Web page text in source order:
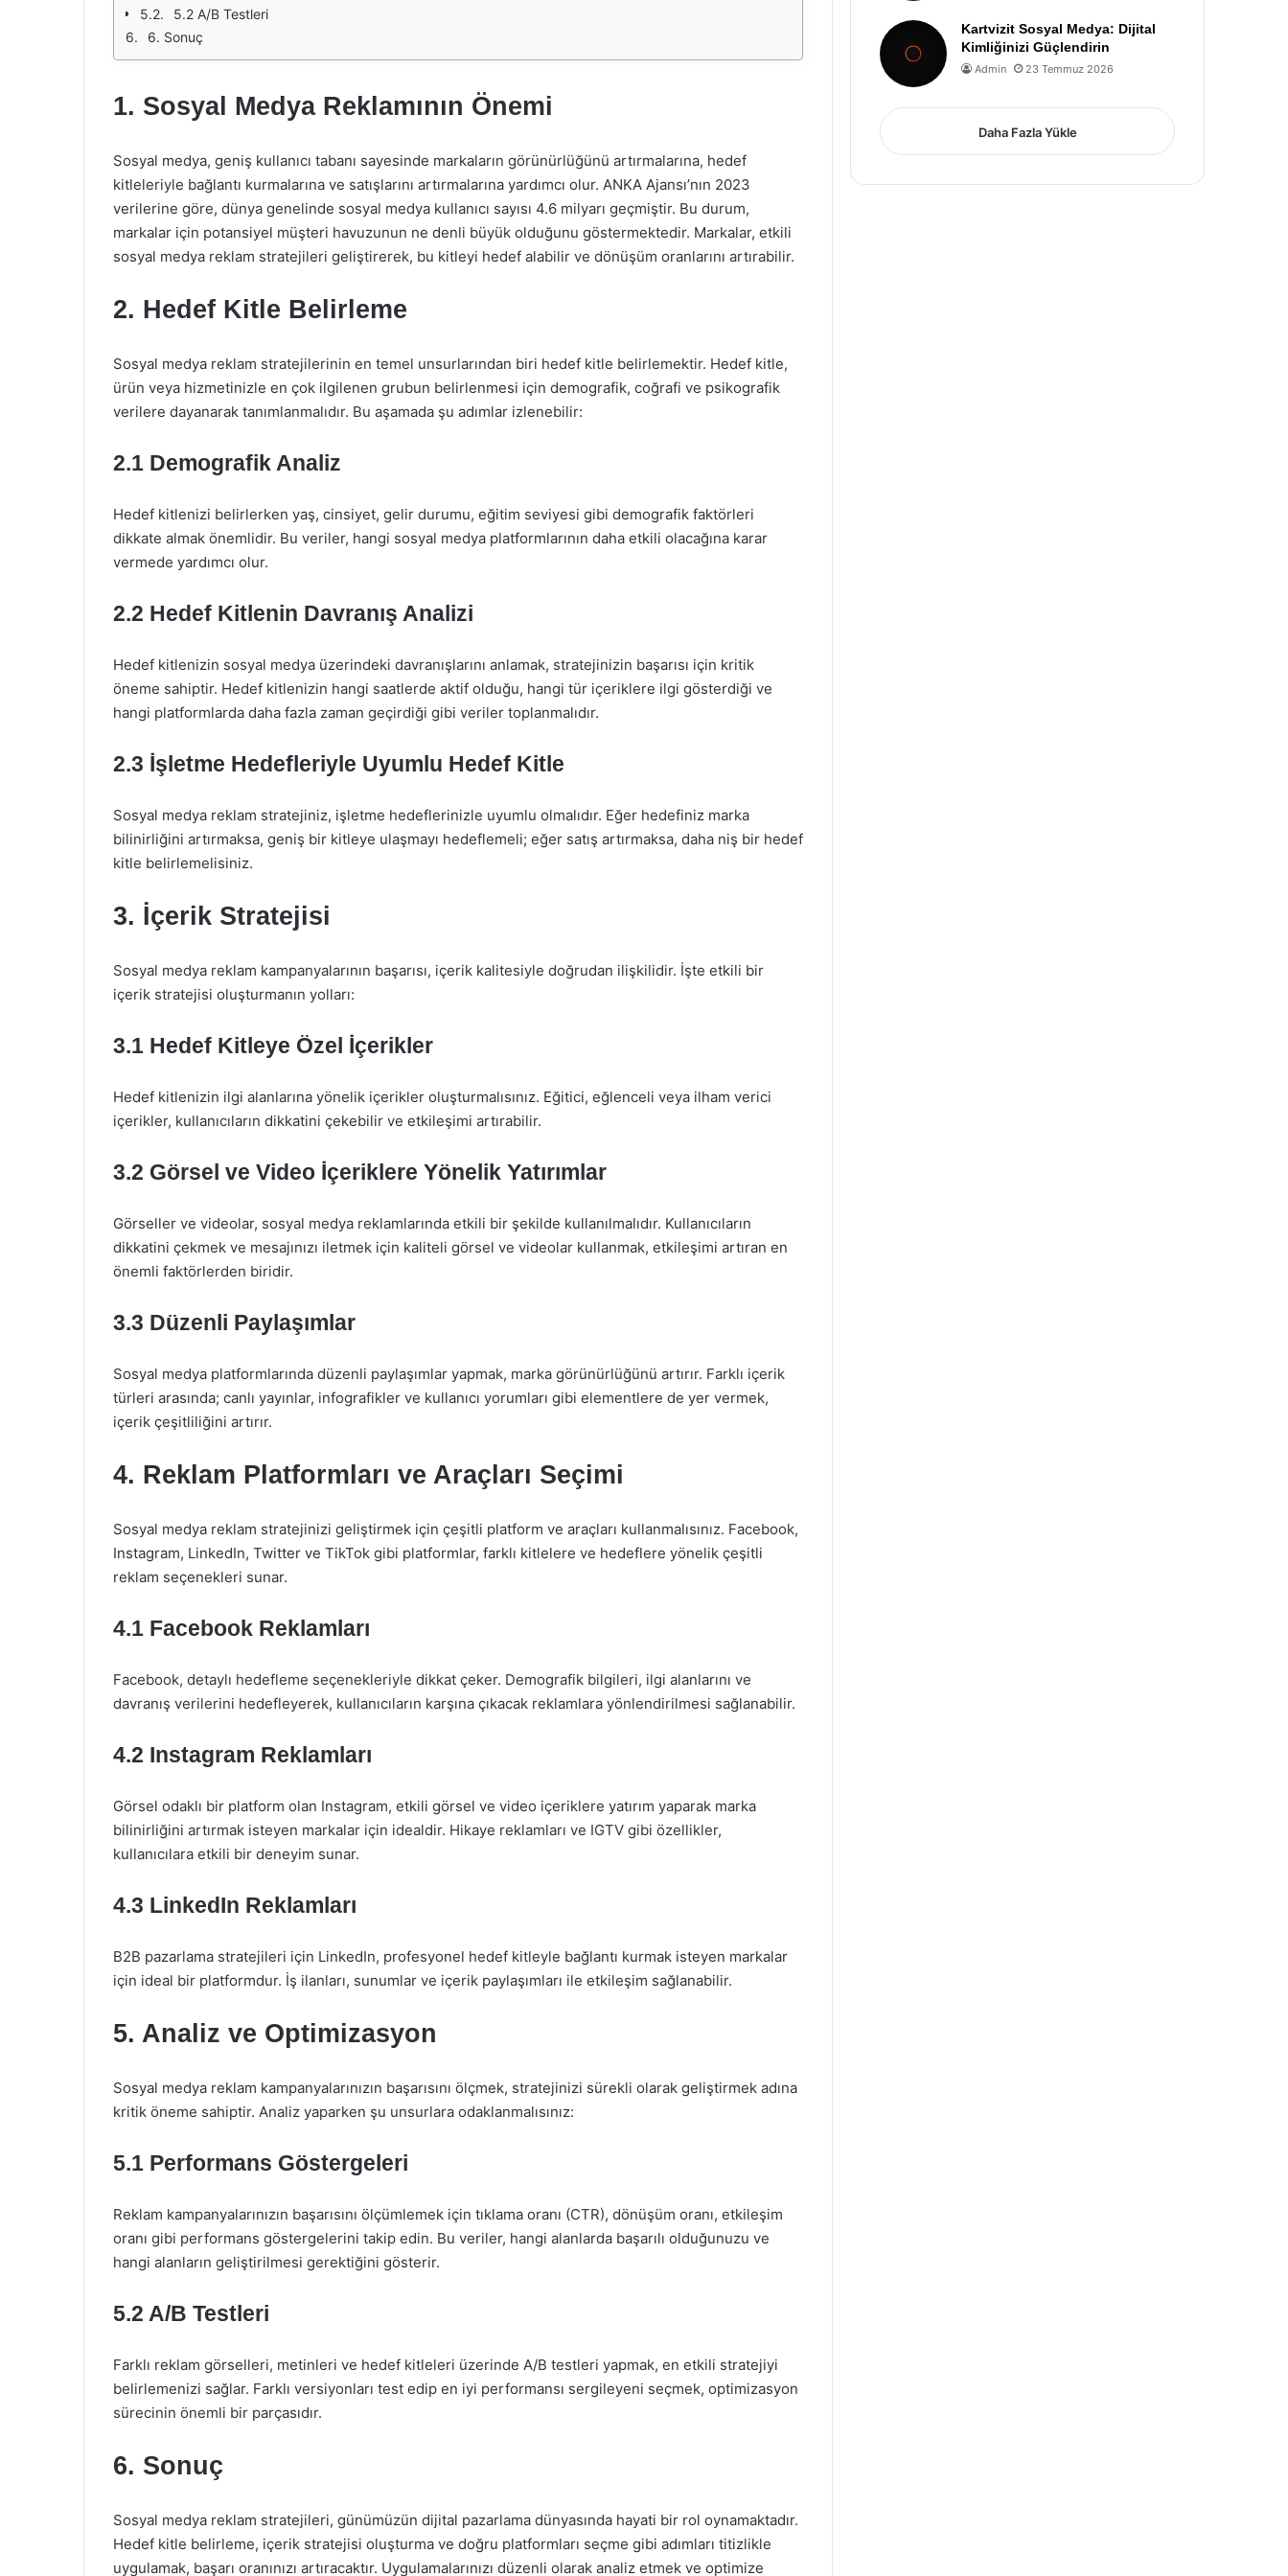
5.2 A/B Testleri
6. Sonuç
1. Sosyal Medya Reklamının Önemi
Sosyal medya, geniş kullanıcı tabanı sayesinde markaların görünürlüğünü artırmalarına, hedef
kitleleriyle bağlantı kurmalarına ve satışlarını artırmalarına yardımcı olur. ANKA Ajansı’nın 2023
verilerine göre, dünya genelinde sosyal medya kullanıcı sayısı 4.6 milyarı geçmiştir. Bu durum,
markalar için potansiyel müşteri havuzunun ne denli büyük olduğunu göstermektedir. Markalar, etkili
sosyal medya reklam stratejileri geliştirerek, bu kitleyi hedef alabilir ve dönüşüm oranlarını artırabilir.
2. Hedef Kitle Belirleme
Sosyal medya reklam stratejilerinin en temel unsurlarından biri hedef kitle belirlemektir. Hedef kitle,
ürün veya hizmetinizle en çok ilgilenen grubun belirlenmesi için demografik, coğrafi ve psikografik
verilere dayanarak tanımlanmalıdır. Bu aşamada şu adımlar izlenebilir:
2.1 Demografik Analiz
Hedef kitlenizi belirlerken yaş, cinsiyet, gelir durumu, eğitim seviyesi gibi demografik faktörleri
dikkate almak önemlidir. Bu veriler, hangi sosyal medya platformlarının daha etkili olacağına karar
vermede yardımcı olur.
2.2 Hedef Kitlenin Davranış Analizi
Hedef kitlenizin sosyal medya üzerindeki davranışlarını anlamak, stratejinizin başarısı için kritik
öneme sahiptir. Hedef kitlenizin hangi saatlerde aktif olduğu, hangi tür içeriklere ilgi gösterdiği ve
hangi platformlarda daha fazla zaman geçirdiği gibi veriler toplanmalıdır.
2.3 İşletme Hedefleriyle Uyumlu Hedef Kitle
Sosyal medya reklam stratejiniz, işletme hedeflerinizle uyumlu olmalıdır. Eğer hedefiniz marka
bilinirliğini artırmaksa, geniş bir kitleye ulaşmayı hedeflemeli; eğer satış artırmaksa, daha niş bir hedef
kitle belirlemelisiniz.
3. İçerik Stratejisi
Sosyal medya reklam kampanyalarının başarısı, içerik kalitesiyle doğrudan ilişkilidir. İşte etkili bir
içerik stratejisi oluşturmanın yolları:
3.1 Hedef Kitleye Özel İçerikler
Hedef kitlenizin ilgi alanlarına yönelik içerikler oluşturmalısınız. Eğitici, eğlenceli veya ilham verici
içerikler, kullanıcıların dikkatini çekebilir ve etkileşimi artırabilir.
3.2 Görsel ve Video İçeriklere Yönelik Yatırımlar
Görseller ve videolar, sosyal medya reklamlarında etkili bir şekilde kullanılmalıdır. Kullanıcıların
dikkatini çekmek ve mesajınızı iletmek için kaliteli görsel ve videolar kullanmak, etkileşimi artıran en
önemli faktörlerden biridir.
3.3 Düzenli Paylaşımlar
Sosyal medya platformlarında düzenli paylaşımlar yapmak, marka görünürlüğünü artırır. Farklı içerik
türleri arasında; canlı yayınlar, infografikler ve kullanıcı yorumları gibi elementlere de yer vermek,
içerik çeşitliliğini artırır.
4. Reklam Platformları ve Araçları Seçimi
Sosyal medya reklam stratejinizi geliştirmek için çeşitli platform ve araçları kullanmalısınız. Facebook,
Instagram, LinkedIn, Twitter ve TikTok gibi platformlar, farklı kitlelere ve hedeflere yönelik çeşitli
reklam seçenekleri sunar.
4.1 Facebook Reklamları
Facebook, detaylı hedefleme seçenekleriyle dikkat çeker. Demografik bilgileri, ilgi alanlarını ve
davranış verilerini hedefleyerek, kullanıcıların karşına çıkacak reklamlara yönlendirilmesi sağlanabilir.
4.2 Instagram Reklamları
Görsel odaklı bir platform olan Instagram, etkili görsel ve video içeriklere yatırım yaparak marka
bilinirliğini artırmak isteyen markalar için idealdir. Hikaye reklamları ve IGTV gibi özellikler,
kullanıcılara etkili bir deneyim sunar.
4.3 LinkedIn Reklamları
B2B pazarlama stratejileri için LinkedIn, profesyonel hedef kitleyle bağlantı kurmak isteyen markalar
için ideal bir platformdur. İş ilanları, sunumlar ve içerik paylaşımları ile etkileşim sağlanabilir.
5. Analiz ve Optimizasyon
Sosyal medya reklam kampanyalarınızın başarısını ölçmek, stratejinizi sürekli olarak geliştirmek adına
kritik öneme sahiptir. Analiz yaparken şu unsurlara odaklanmalısınız:
5.1 Performans Göstergeleri
Reklam kampanyalarınızın başarısını ölçümlemek için tıklama oranı (CTR), dönüşüm oranı, etkileşim
oranı gibi performans göstergelerini takip edin. Bu veriler, hangi alanlarda başarılı olduğunuzu ve
hangi alanların geliştirilmesi gerektiğini gösterir.
5.2 A/B Testleri
Farklı reklam görselleri, metinleri ve hedef kitleleri üzerinde A/B testleri yapmak, en etkili stratejiyi
belirlemenizi sağlar. Farklı versiyonları test edip en iyi performansı sergileyeni seçmek, optimizasyon
sürecinin önemli bir parçasıdır.
6. Sonuç
Sosyal medya reklam stratejileri, günümüzün dijital pazarlama dünyasında hayati bir rol oynamaktadır.
Hedef kitle belirleme, içerik stratejisi oluşturma ve doğru platformları seçme gibi adımları titizlikle
uygulamak, başarı oranınızı artıracaktır. Uygulamalarınızı düzenli olarak analiz etmek ve optimize
Kartvizit Sosyal Medya: Dijital
Kimliğinizi Güçlendirin
Admin 23 Temmuz 2026
Daha Fazla Yükle